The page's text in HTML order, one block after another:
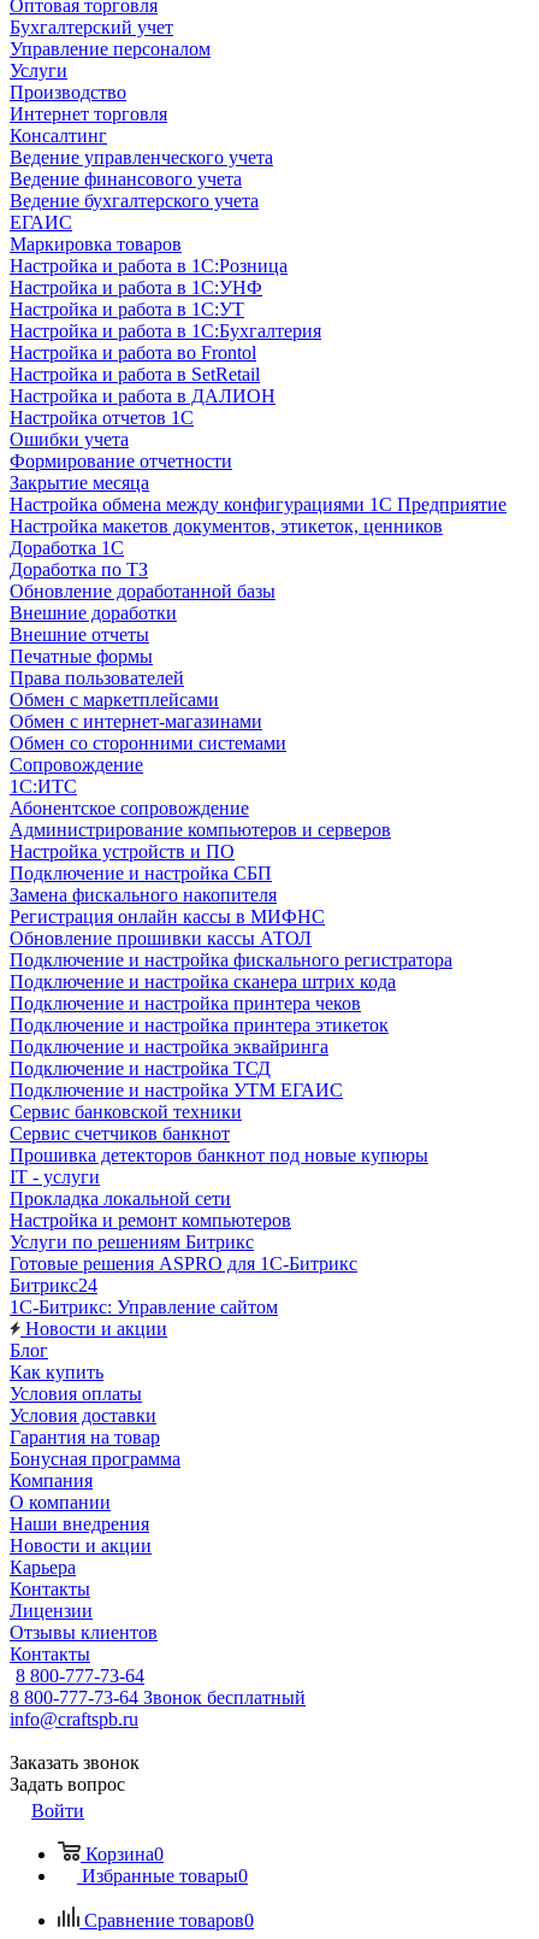
Оптовая торговля
Бухгалтерский учет
Управление персоналом
Услуги
Производство
Интернет торговля
Консалтинг
Ведение управленческого учета
Ведение финансового учета
Ведение бухгалтерского учета
ЕГАИС
Маркировка товаров
Настройка и работа в 1С:Розница
Настройка и работа в 1С:УНФ
Настройка и работа в 1С:УТ
Настройка и работа в 1С:Бухгалтерия
Настройка и работа во Frontol
Настройка и работа в SetRetail
Настройка и работа в ДАЛИОН
Настройка отчетов 1С
Ошибки учета
Формирование отчетности
Закрытие месяца
Настройка обмена между конфигурациями 1С Предприятие
Настройка макетов документов, этикеток, ценников
Доработка 1С
Доработка по ТЗ
Обновление доработанной базы
Внешние доработки
Внешние отчеты
Печатные формы
Права пользователей
Обмен с маркетплейсами
Обмен с интернет-магазинами
Обмен со сторонними системами
Сопровождение
1C:ИТС
Абонентское сопровождение
Администрирование компьютеров и серверов
Настройка устройств и ПО
Подключение и настройка СБП
Замена фискального накопителя
Регистрация онлайн кассы в МИФНС
Обновление прошивки кассы АТОЛ
Подключение и настройка фискального регистратора
Подключение и настройка сканера штрих кода
Подключение и настройка принтера чеков
Подключение и настройка принтера этикеток
Подключение и настройка эквайринга
Подключение и настройка ТСД
Подключение и настройка УТМ ЕГАИС
Сервис банковской техники
Сервис счетчиков банкнот
Прошивка детекторов банкнот под новые купюры
IT - услуги
Прокладка локальной сети
Настройка и ремонт компьютеров
Услуги по решениям Битрикс
Готовые решения ASPRO для 1С-Битрикс
Битрикс24
1С-Битрикс: Управление сайтом
Новости и акции
Блог
Как купить
Условия оплаты
Условия доставки
Гарантия на товар
Бонусная программа
Компания
О компании
Наши внедрения
Новости и акции
Карьера
Контакты
Лицензии
Отзывы клиентов
Контакты
8 800-777-73-64
8 800-777-73-64 Звонок бесплатный
info@craftspb.ru
Заказать звонок
Задать вопрос
Войти
Корзина0
Избранные товары0
Сравнение товаров0